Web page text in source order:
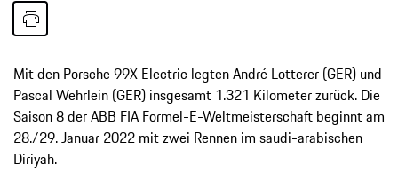
Mit den Porsche 99X Electric legten André Lotterer (GER) und
Pascal Wehrlein (GER) insgesamt 1.321 Kilometer zurück. Die
Saison 8 der ABB FIA Formel-E-Weltmeisterschaft beginnt am
28./29. Januar 2022 mit zwei Rennen im saudi-arabischen
Diriyah.